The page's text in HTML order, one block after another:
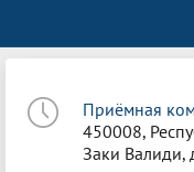
Приёмная
450008,
Заки Валиди,